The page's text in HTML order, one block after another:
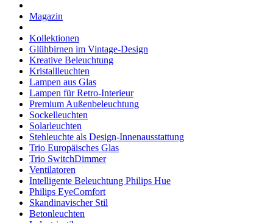
Magazin
Kollektionen
Glühbirnen im Vintage-Design
Kreative Beleuchtung
Kristallleuchten
Lampen aus Glas
Lampen für Retro-Interieur
Premium Außenbeleuchtung
Sockelleuchten
Solarleuchten
Stehleuchte als Design-Innenausstattung
Trio Europäisches Glas
Trio SwitchDimmer
Ventilatoren
Intelligente Beleuchtung Philips Hue
Philips EyeComfort
Skandinavischer Stil
Betonleuchten